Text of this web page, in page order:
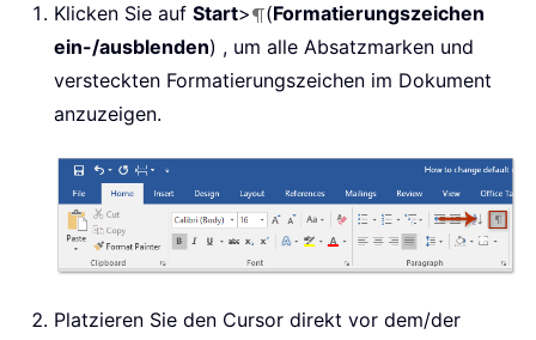
Klicken Sie auf Start> (Formatierungszeichen
ein-/ausblenden) , um alle Absatzmarken und
versteckten Formatierungszeichen im Dokument
anzuzeigen.
Platzieren Sie den Cursor direkt vor dem/der